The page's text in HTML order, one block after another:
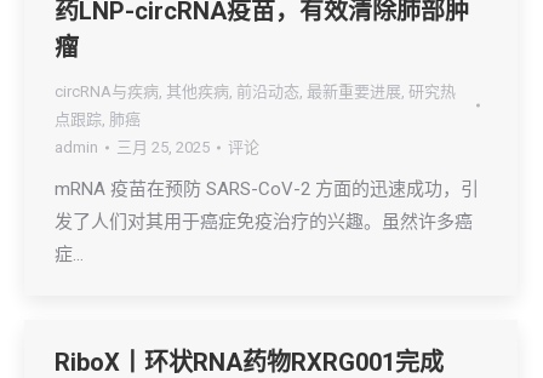
药LNP-circRNA疫苗，有效清除肺部肿
瘤
circRNA与疾病, 其他疾病, 前沿动态, 最新重要进展, 研究热
点跟踪, 肺癌
admin
三月 25, 2025 评论
mRNA 疫苗在预防 SARS-CoV-2 方面的迅速成功，引
发了人们对其用于癌症免疫治疗的兴趣。虽然许多癌
症…
RiboX丨环状RNA药物RXRG001完成